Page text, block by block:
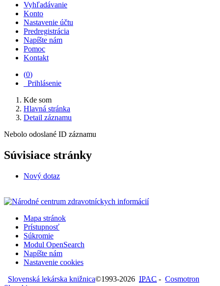
Vyhľadávanie
Konto
Nastavenie účtu
Predregistrácia
Napíšte nám
Pomoc
Kontakt
(0)
Prihlásenie
Kde som
Hlavná stránka
Detail záznamu
Nebolo odoslané ID záznamu
Súvisiace stránky
Nový dotaz
Mapa stránok
Prístupnosť
Súkromie
Modul OpenSearch
Napíšte nám
Nastavenie cookies
Slovenská lekárska knižnica©1993-2026 IPAC - Cosmotron